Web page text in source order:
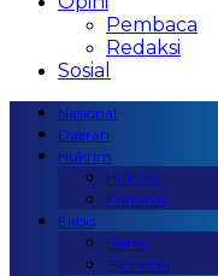
Pembaca
Redaksi
Sosial
Nasional
Daerah
Hukrim
Hukum
Kriminal
Ekbis
Bisnis
Ekonomi